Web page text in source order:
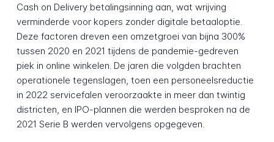
Cash on Delivery betalingsinning aan, wat wrijving
verminderde voor kopers zonder digitale betaaloptie.
Deze factoren dreven een omzetgroei van bijna 300%
tussen 2020 en 2021 tijdens de pandemie-gedreven
piek in online winkelen. De jaren die volgden brachten
operationele tegenslagen, toen een personeelsreductie
in 2022 servicefalen veroorzaakte in meer dan twintig
districten, en IPO-plannen die werden besproken na de
2021 Serie B werden vervolgens opgegeven.